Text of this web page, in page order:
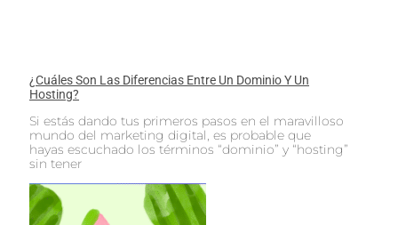
¿Cuáles Son Las Diferencias Entre Un Dominio Y Un
Hosting?
Si estás dando tus primeros pasos en el maravilloso
mundo del marketing digital, es probable que
hayas escuchado los términos “dominio” y “hosting”
sin tener